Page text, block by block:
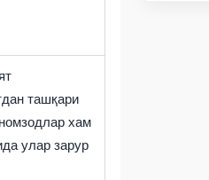
ташқари
хам
улар зарур